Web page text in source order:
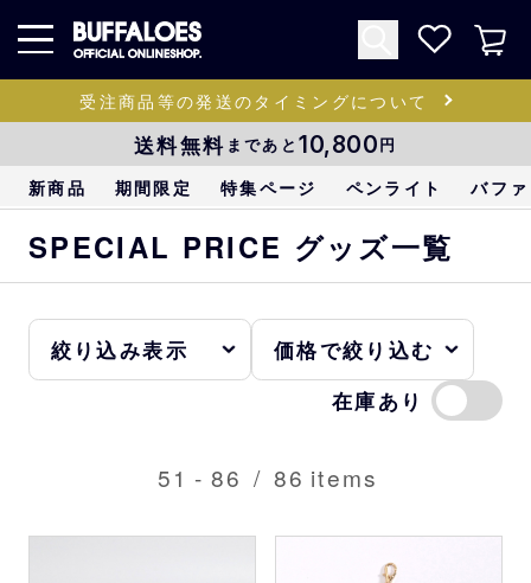
受注商品等の発送のタイミングについて
送料無料 まであと 10,800円
新商品 期間限定 特集ページ ペンライト バフ
SPECIAL PRICE グッズ一覧
在庫あり
51 - 86 / 86 items